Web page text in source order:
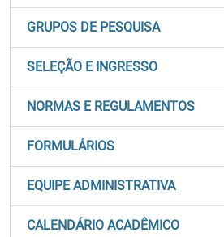
GRUPOS DE PESQUISA
SELEÇÃO E INGRESSO
NORMAS E REGULAMENTOS
FORMULÁRIOS
EQUIPE ADMINISTRATIVA
CALENDÁRIO ACADÊMICO